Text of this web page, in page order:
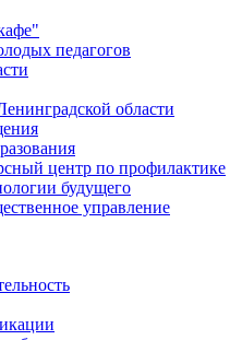
педагогов
области
центр по профилактике
будущего
управление